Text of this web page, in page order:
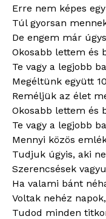
Erre nem képes
Túl gyorsan
De engem már
Okosabb lettem és
Te vagy a legjobb
Megéltünk együtt
Reméljük az élet
Okosabb lettem és
Te vagy a legjobb
Mennyi közös
Tudjuk úgyis, aki
Szerencsések
Ha valami bánt
Voltak nehéz
Tudod minden